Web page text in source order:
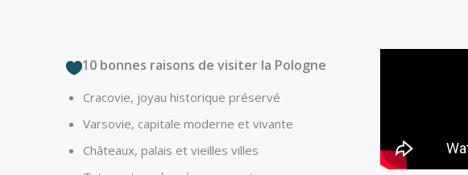
10 bonnes raisons de visiter la Pologne
Cracovie, joyau historique préservé
Varsovie, capitale moderne et vivante
Châteaux, palais et vieilles villes